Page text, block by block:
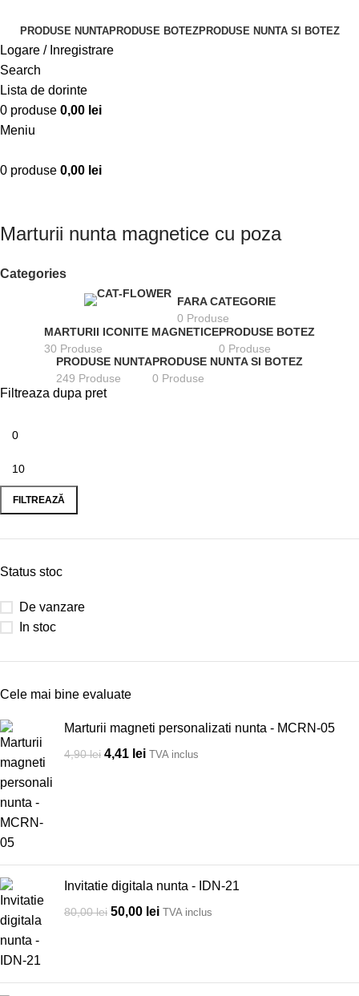
PRODUSE NUNTAPRODUSE BOTEZPRODUSE NUNTA SI BOTEZ
Logare / Inregistrare
Search
Lista de dorinte
0 produse 0,00 lei
Meniu
0 produse 0,00 lei
Marturii nunta magnetice cu poza
Categories
FARA CATEGORIE
0 Produse
MARTURII ICONITE MAGNETICE
30 Produse
PRODUSE BOTEZ
0 Produse
PRODUSE NUNTA
249 Produse
PRODUSE NUNTA SI BOTEZ
0 Produse
Filtreaza dupa pret
FILTREAZĂ
Status stoc
De vanzare
In stoc
Cele mai bine evaluate
Marturii magneti personalizati nunta - MCRN-05
4,90lei 4,41 lei TVA inclus
Invitatie digitala nunta - IDN-21
80,00lei 50,00 lei TVA inclus